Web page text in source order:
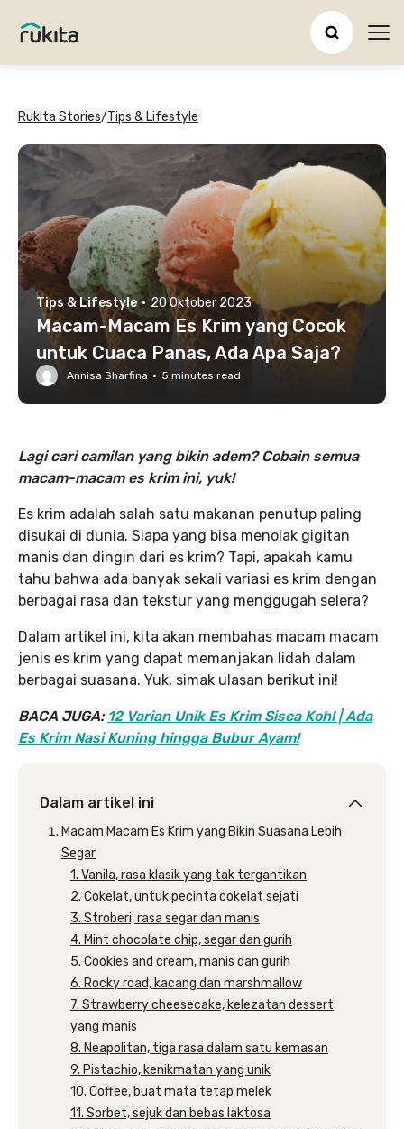
Rukita Stories/Tips & Lifestyle
Tips & Lifestyle · 20 Oktober 2023
Macam-Macam Es Krim yang Cocok
untuk Cuaca Panas, Ada Apa Saja?
Annisa Sharfina · 5 minutes read
Lagi cari camilan yang bikin adem? Cobain semua
macam-macam es krim ini, yuk!
Es krim adalah salah satu makanan penutup paling
disukai di dunia. Siapa yang bisa menolak gigitan
manis dan dingin dari es krim? Tapi, apakah kamu
tahu bahwa ada banyak sekali variasi es krim dengan
berbagai rasa dan tekstur yang menggugah selera?
Dalam artikel ini, kita akan membahas macam macam
jenis es krim yang dapat memanjakan lidah dalam
berbagai suasana. Yuk, simak ulasan berikut ini!
BACA JUGA: 12 Varian Unik Es Krim Sisca Kohl | Ada
Es Krim Nasi Kuning hingga Bubur Ayam!
Dalam artikel ini
Macam Macam Es Krim yang Bikin Suasana Lebih
Segar
1. Vanila, rasa klasik yang tak tergantikan
2. Cokelat, untuk pecinta cokelat sejati
3. Stroberi, rasa segar dan manis
4. Mint chocolate chip, segar dan gurih
5. Cookies and cream, manis dan gurih
6. Rocky road, kacang dan marshmallow
7. Strawberry cheesecake, kelezatan dessert
yang manis
8. Neapolitan, tiga rasa dalam satu kemasan
9. Pistachio, kenikmatan yang unik
10. Coffee, buat mata tetap melek
11. Sorbet, sejuk dan bebas laktosa